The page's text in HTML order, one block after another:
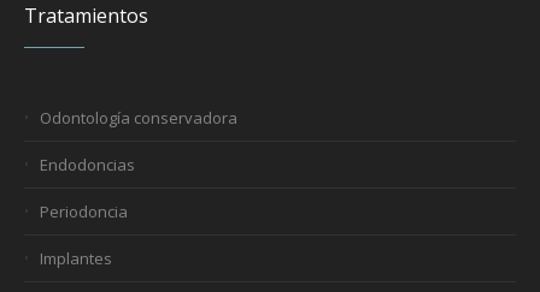
Tratamientos
Odontología conservadora
Endodoncias
Periodoncia
Implantes